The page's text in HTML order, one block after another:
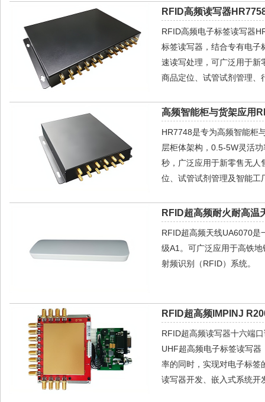
RFID高频读写器
RFID高频电子标签读写器
标签读写器，结合专有电子
速读写处理，可广泛用于新
商品定位、试管试剂管理、
高频智能柜与货架应用
HR7748是专为高频智能柜
层柜体架构，0.5-5W灵活
秒，广泛应用于新零售无人
位、试管试剂管理及智能工
RFID超高频耐火耐高温
RFID超高频天线UA6070是
级A1。可广泛应用于高铁
射频识别（RFID）系统。
RFID超高频IMPINJ
RFID超高频读写器十六端
UHF超高频电子标签读写
率的同时，实现对电子标签
读写器开发、嵌入式系统开